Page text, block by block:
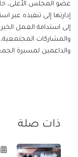
عضو المجلس الأعلى،
إدارتها إلى تنفيذه عبر
إلى استدامة العمل
والمشاركات المجتمعية،
والداعمين لمسيرة
ذات صلة